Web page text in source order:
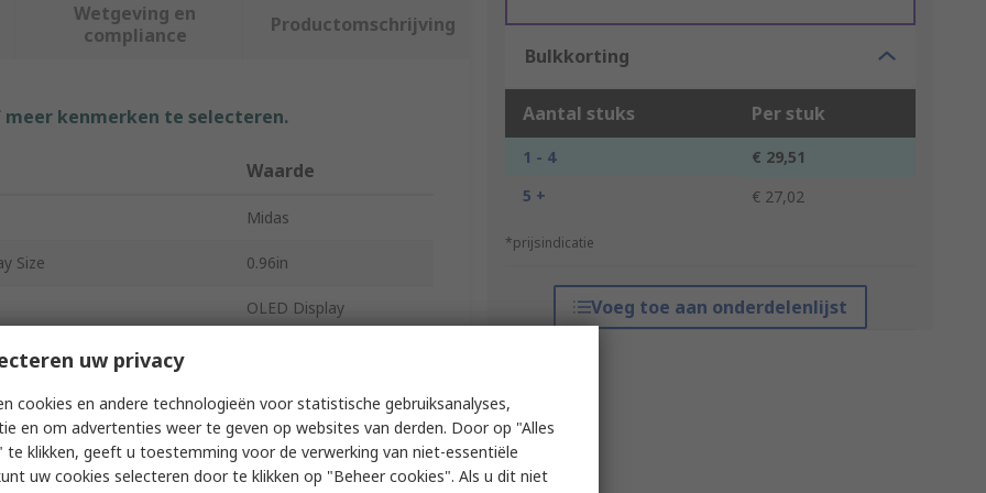
Bulkkorting
Aantal stuks Per stuk
1 - 4
€ 29,51
5 +
€ 27,02
*prijsindicatie
Voeg toe aan onderdelenlijst
Wetgeving en
compliance
Productomschrijving
kenmerken te selecteren.
Waarde
Midas
Size 0.96in
OLED Display
39.4:24.8
Passive
128 x 64 pixel
uw privacy
cookies en andere technologieën voor statistische gebruiksanalyses,
en om advertenties weer te geven op websites van derden. Door op "Alles
te klikken, geeft u toestemming voor de verwerking van niet-essentiële
uw cookies selecteren door te klikken op "Beheer cookies". Als u dit niet